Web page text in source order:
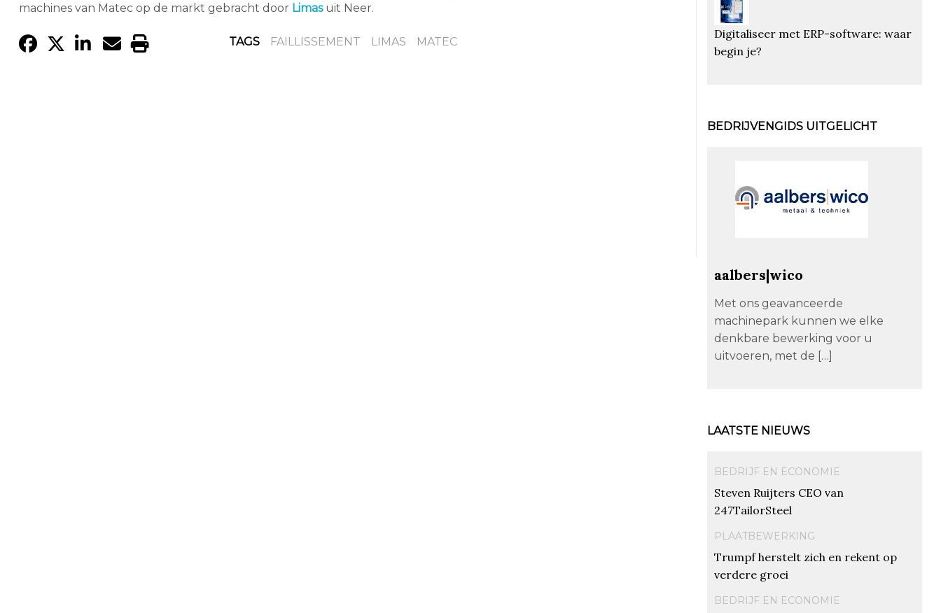
machines van Matec op de markt gebracht door Limasuit Neer.
TAGS FAILLISSEMENT LIMAS MATEC
Digitaliseer met ERP-software: waar
begin je?
BEDRIJVENGIDS UITGELICHT
aalbers|wico
Met ons geavanceerde
machinepark kunnen we elke
denkbare bewerking voor u
uitvoeren, met de […]
LAATSTE NIEUWS
BEDRIJF EN ECONOMIE
Steven Ruijters CEO van
247TailorSteel
PLAATBEWERKING
Trumpf herstelt zich en rekent op
verdere groei
BEDRIJF EN ECONOMIE